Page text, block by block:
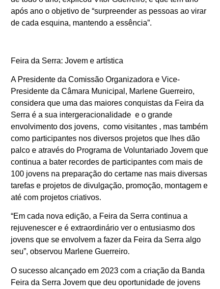
após ano o objetivo de “surpreender as pessoas ao virar
de cada esquina, mantendo a essência”.
Feira da Serra: Jovem e artística
A Presidente da Comissão Organizadora e Vice-
Presidente da Câmara Municipal, Marlene Guerreiro,
considera que uma das maiores conquistas da Feira da
Serra é a sua intergeracionalidade e o grande
envolvimento dos jovens, como visitantes , mas também
como participantes nos diversos projetos que lhes dão
palco e através do Programa de Voluntariado Jovem que
continua a bater recordes de participantes com mais de
100 jovens na preparação do certame nas mais diversas
tarefas e projetos de divulgação, promoção, montagem e
até com projetos criativos.
“Em cada nova edição, a Feira da Serra continua a
rejuvenescer e é extraordinário ver o entusiasmo dos
jovens que se envolvem a fazer da Feira da Serra algo
seu”, observou Marlene Guerreiro.
O sucesso alcançado em 2023 com a criação da Banda
Feira da Serra Jovem que deu oportunidade de jovens